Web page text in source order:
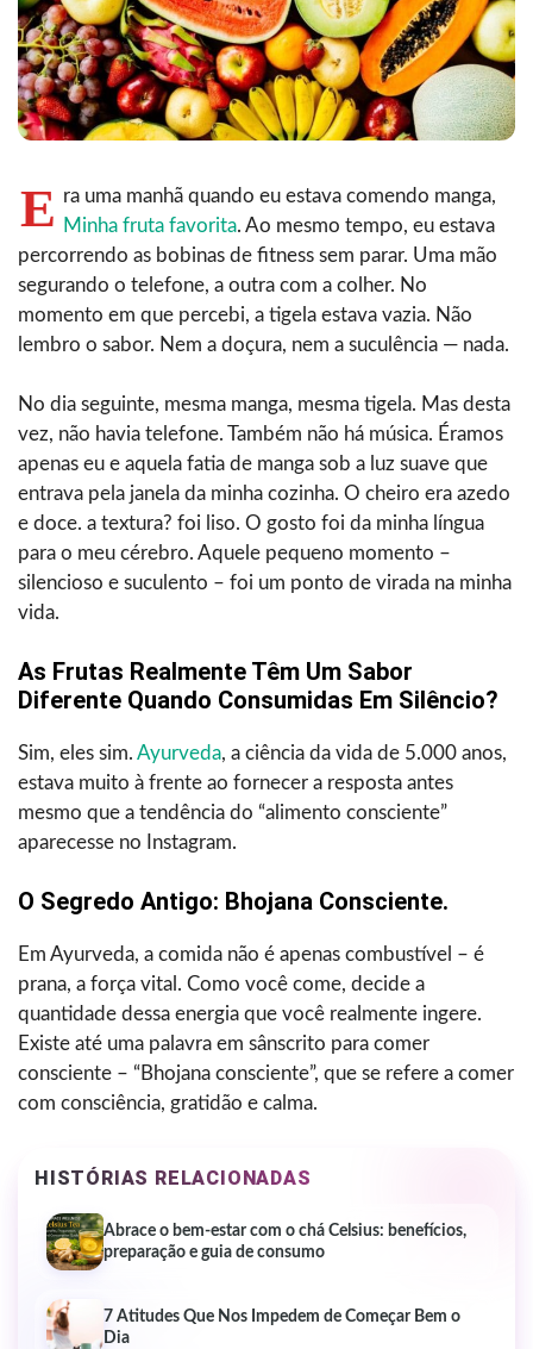
E ra uma manhã quando eu estava comendo manga,
Minha fruta favorita. Ao mesmo tempo, eu estava
percorrendo as bobinas de fitness sem parar. Uma mão
segurando o telefone, a outra com a colher. No
momento em que percebi, a tigela estava vazia. Não
lembro o sabor. Nem a doçura, nem a suculência — nada.
No dia seguinte, mesma manga, mesma tigela. Mas desta
vez, não havia telefone. Também não há música. Éramos
apenas eu e aquela fatia de manga sob a luz suave que
entrava pela janela da minha cozinha. O cheiro era azedo
e doce. a textura? foi liso. O gosto foi da minha língua
para o meu cérebro. Aquele pequeno momento –
silencioso e suculento – foi um ponto de virada na minha
vida.
As Frutas Realmente Têm Um Sabor
Diferente Quando Consumidas Em Silêncio?
Sim, eles sim. Ayurveda, a ciência da vida de 5.000 anos,
estava muito à frente ao fornecer a resposta antes
mesmo que a tendência do “alimento consciente”
aparecesse no Instagram.
O Segredo Antigo: Bhojana Consciente.
Em Ayurveda, a comida não é apenas combustível – é
prana, a força vital. Como você come, decide a
quantidade dessa energia que você realmente ingere.
Existe até uma palavra em sânscrito para comer
consciente – “Bhojana consciente”, que se refere a comer
com consciência, gratidão e calma.
HISTÓRIAS RELACIONADAS
Abrace o bem-estar com o chá Celsius: benefícios,
preparação e guia de consumo
7 Atitudes Que Nos Impedem de Começar Bem o
Dia